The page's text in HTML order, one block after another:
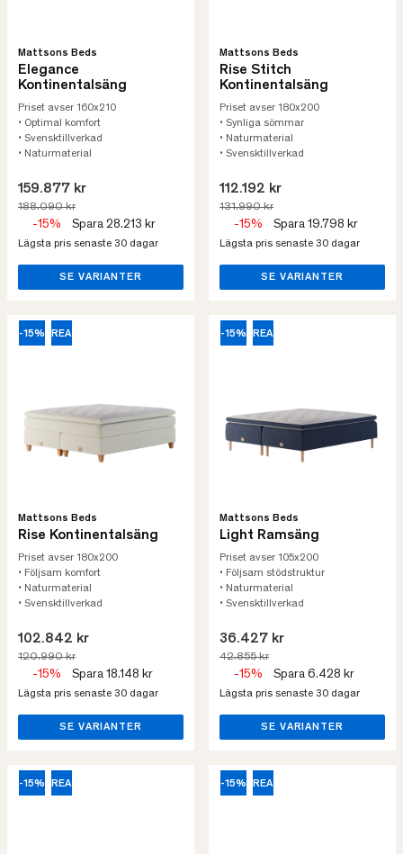
Mattsons Beds
Elegance
Kontinentalsäng
Priset avser 160x210
• Optimal komfort
• Svensktillverkad
• Naturmaterial
159.877 kr
188.090 kr
-15% Spara 28.213 kr
Lägsta pris senaste 30 dagar
SE VARIANTER
Mattsons Beds
Rise Stitch
Kontinentalsäng
Priset avser 180x200
• Synliga sömmar
• Naturmaterial
• Svensktillverkad
112.192 kr
131.990 kr
-15% Spara 19.798 kr
Lägsta pris senaste 30 dagar
SE VARIANTER
-15% REA
Mattsons Beds
Rise Kontinentalsäng
Priset avser 180x200
• Följsam komfort
• Naturmaterial
• Svensktillverkad
102.842 kr
120.990 kr
-15% Spara 18.148 kr
Lägsta pris senaste 30 dagar
SE VARIANTER
-15% REA
Mattsons Beds
Light Ramsäng
Priset avser 105x200
• Följsam stödstruktur
• Naturmaterial
• Svensktillverkad
36.427 kr
42.855 kr
-15% Spara 6.428 kr
Lägsta pris senaste 30 dagar
SE VARIANTER
-15% REA -15% REA